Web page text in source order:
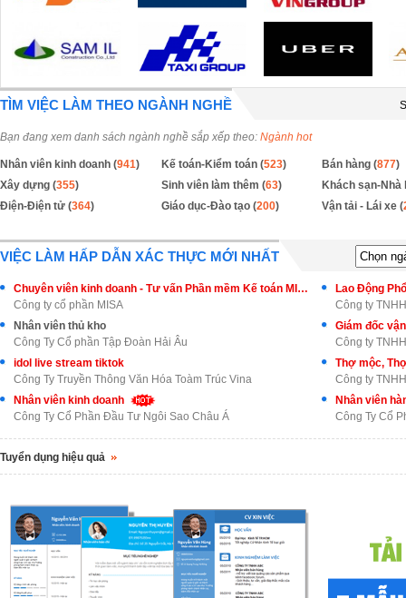
TÌM VIỆC LÀM THEO NGÀNH NGHỀ
Bạn đang xem danh sách ngành nghề sắp xếp theo: Ngành hot
Nhân viên kinh doanh (941) Kế toán-Kiểm toán (523) Bán hàng (877)
Xây dựng (355) Sinh viên làm thêm (63)
Khách sạn-Nhà
Điện-Điện tử (364) Giáo dục-Đào tạo (200) Vận tải - Lái xe (
VIỆC LÀM HẤP DẪN XÁC THỰC MỚI NHẤT
Chuyên viên kinh doanh - Tư vấn Phần mềm Kế toán MISA AMIS
Công ty cổ phần MISA
Lao Động
Công ty
Nhân viên thủ kho
Công Ty Cổ phần Tập Đoàn Hải Âu
Giám đốc
Công ty
idol live stream tiktok
Công Ty Truyền Thông Văn Hóa Toàm Trúc Vina
Thợ mộc,
Công ty
Nhân viên kinh doanh
Công Ty Cổ Phần Đầu Tư Ngôi Sao Châu Á
Nhân viên
Công Ty Cổ
Tuyển dụng hiệu quả